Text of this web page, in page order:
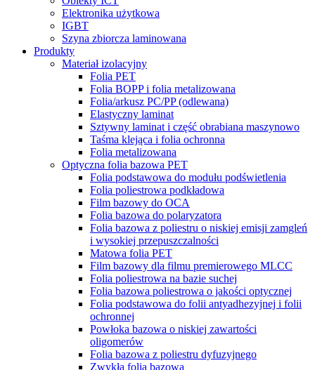
Elektronika użytkowa
IGBT
Szyna zbiorcza laminowana
Produkty
Materiał izolacyjny
Folia PET
Folia BOPP i folia metalizowana
Folia/arkusz PC/PP (odlewana)
Elastyczny laminat
Sztywny laminat i część obrabiana maszynowo
Taśma klejąca i folia ochronna
Folia metalizowana
Optyczna folia bazowa PET
Folia podstawowa do modułu podświetlenia
Folia poliestrowa podkładowa
Film bazowy do OCA
Folia bazowa do polaryzatora
Folia bazowa z poliestru o niskiej emisji zamgleń
i wysokiej przepuszczalności
Matowa folia PET
Film bazowy dla filmu premierowego MLCC
Folia poliestrowa na bazie suchej
Folia bazowa poliestrowa o jakości optycznej
Folia podstawowa do folii antyadhezyjnej i folii
ochronnej
Powłoka bazowa o niskiej zawartości
oligomerów
Folia bazowa z poliestru dyfuzyjnego
Zwykła folia bazowa